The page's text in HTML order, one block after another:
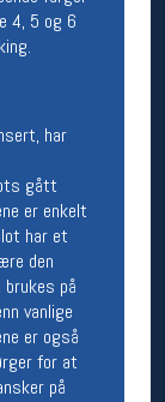
4, 5 og 6
har
gått
er enkelt
har et
den
på
vanlige
er også
for at
på